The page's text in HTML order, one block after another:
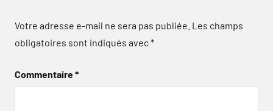
Votre adresse e-mail ne sera pas publiée. Les champs
obligatoires sont indiqués avec*
Commentaire*